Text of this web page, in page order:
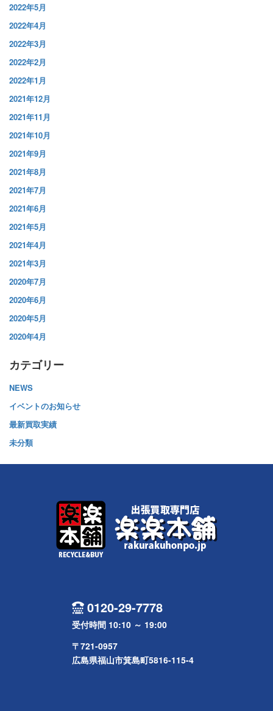
2022年5月
2022年4月
2022年3月
2022年2月
2022年1月
2021年12月
2021年11月
2021年10月
2021年9月
2021年8月
2021年7月
2021年6月
2021年5月
2021年4月
2021年3月
2020年7月
2020年6月
2020年5月
2020年4月
カテゴリー
NEWS
イベントのお知らせ
最新買取実績
未分類
0120-29-7778
受付時間 10:10 ～ 19:00
〒721-0957
広島県福山市箕島町5816-115-4